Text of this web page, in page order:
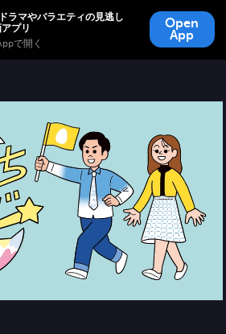
ラマやバラエティの見逃し
で開く
Open
App